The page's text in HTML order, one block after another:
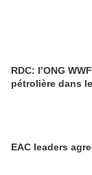
RDC: l’ONG
pétrolière dans
EAC leaders